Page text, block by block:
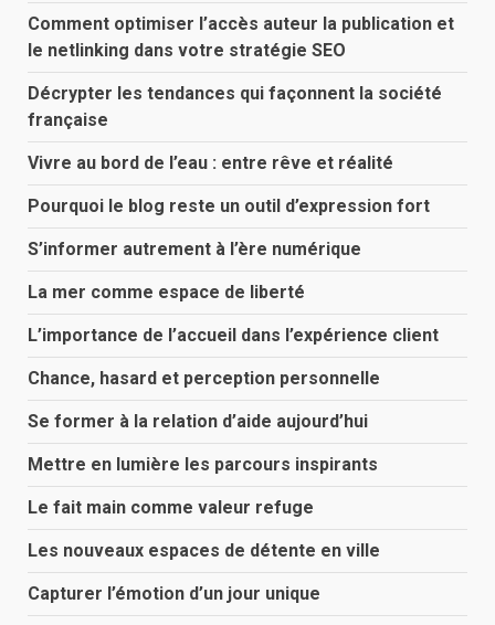
Comment optimiser l’accès auteur la publication et
le netlinking dans votre stratégie SEO
Décrypter les tendances qui façonnent la société
française
Vivre au bord de l’eau : entre rêve et réalité
Pourquoi le blog reste un outil d’expression fort
S’informer autrement à l’ère numérique
La mer comme espace de liberté
L’importance de l’accueil dans l’expérience client
Chance, hasard et perception personnelle
Se former à la relation d’aide aujourd’hui
Mettre en lumière les parcours inspirants
Le fait main comme valeur refuge
Les nouveaux espaces de détente en ville
Capturer l’émotion d’un jour unique